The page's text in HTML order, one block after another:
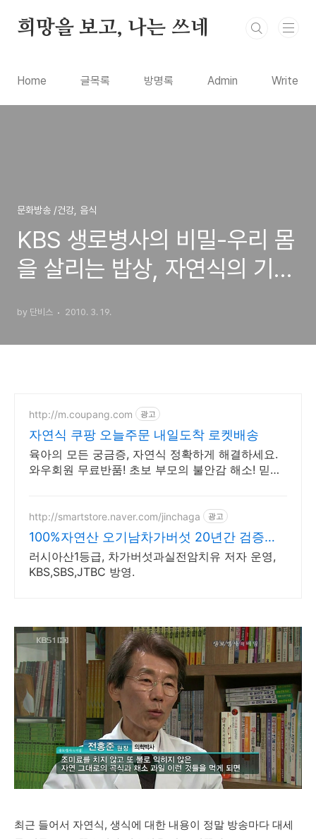
희망을 보고, 나는 쓰네
Home 글목록 방명록 Admin Write
문화방송 /건강, 음식
KBS 생로병사의 비밀-우리 몸
을 살리는 밥상, 자연식의 기적
by 단비스 2010. 3. 19.
http://m.coupang.com 광고
자연식 쿠팡 오늘주문 내일도착 로켓배송
육아의 모든 궁금증, 자연식 정확하게 해결하세요.
와우회원 무료반품! 초보 부모의 불안감 해소! 믿을
http://smartstore.naver.com/jinchaga 광고
100%자연산 오기남차가버섯 20년간 검증된
효능
러시아산1등급, 차가버섯과실전암치유 저자 운영,
KBS,SBS,JTBC 방영.
최근 들어서 자연식, 생식에 대한 내용이 정말 방송마다 대세